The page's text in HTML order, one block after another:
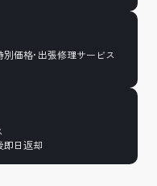
別価格 出張修理サービス
即日返却